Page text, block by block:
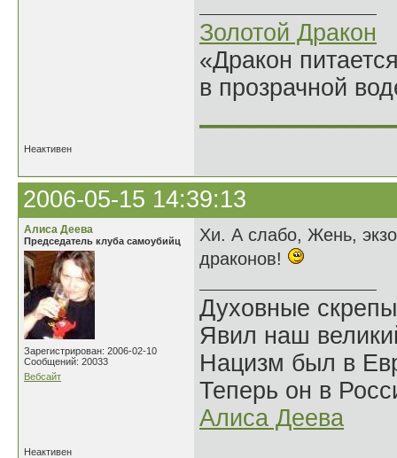
Золотой Дракон
«Дракон
в прозрачной
Неактивен
2006-05-15 14:39:13
Алиса Деева
Председатель клуба самоубийц
Зарегистрирован: 2006-02-10
Сообщений: 20033
Вебсайт
Хи. А слабо, Жень,
драконов!
Духовные
Явил наш
Нацизм был в
Теперь он в
Алиса Деева
Неактивен